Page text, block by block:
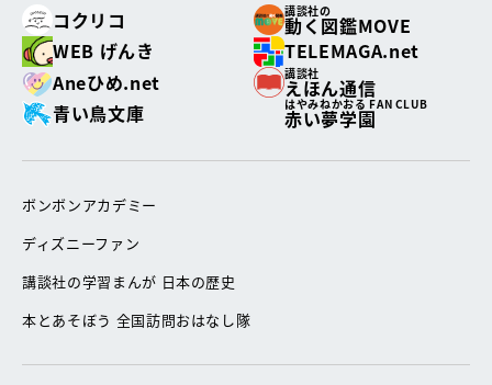
コクリコ
講談社の
動く図鑑MOVE
WEB げんき
TELEMAGA.net
Aneひめ.net
講談社
えほん通信
青い鳥文庫
はやみねかおる FAN CLUB
赤い夢学園
ボンボンアカデミー
ディズニーファン
講談社の学習まんが 日本の歴史
本とあそぼう 全国訪問おはなし隊